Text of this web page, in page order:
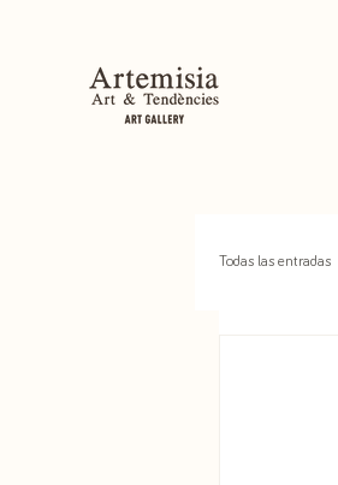
Todas las entradas